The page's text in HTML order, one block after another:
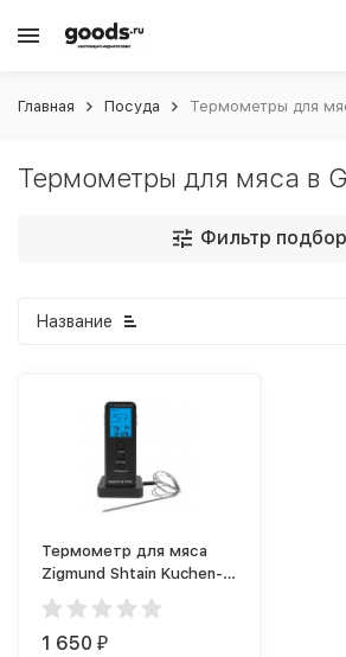
Главная Посуда Термометры для
Термометры для мяса в
Фильтр
Название
Термометр для мяса
Zigmund Shtain Kuchen-
Profi MP-66B
1 650₽